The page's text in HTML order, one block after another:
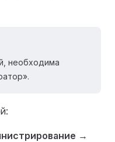
необходима
→